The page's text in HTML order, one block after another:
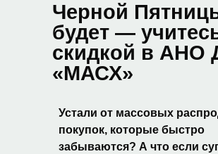
Устали от массовых
покупок, которые быстро
забываются? А что если
Черной
будет —
скидкой в АНО
«МАСХ»